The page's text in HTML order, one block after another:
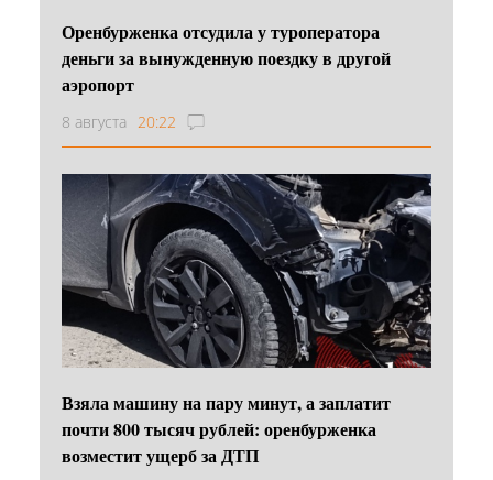
Оренбурженка отсудила у туроператора
деньги за вынужденную поездку в другой
аэропорт
8 августа 20:22
Взяла машину на пару минут, а заплатит
почти 800 тысяч рублей: оренбурженка
возместит ущерб за ДТП